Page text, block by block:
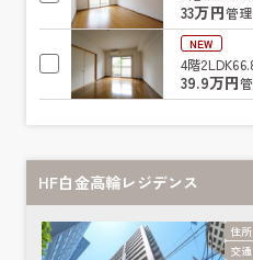
33万円管
NEW
4階2LDK
39.9万円
HF白金高輪レジデンス
住所
交通